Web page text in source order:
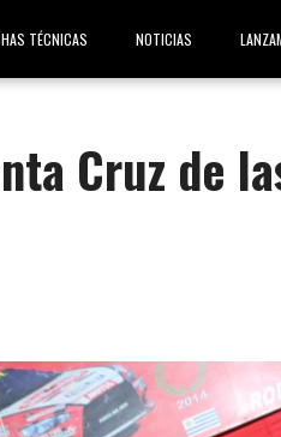
TÉCNICAS NOTICIAS
Cruz de